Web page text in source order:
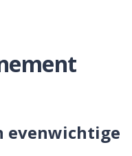
evenwichtige